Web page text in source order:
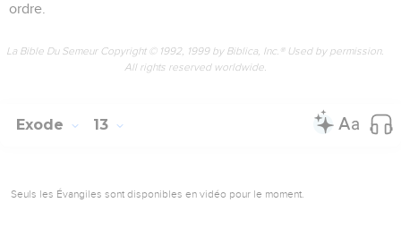
ordre.
La Bible Du Semeur Copyright © 1992, 1999 by Biblica, Inc.® Used by permission.
All rights reserved worldwide.
Exode 13
Seuls les Évangiles sont disponibles en vidéo pour le moment.